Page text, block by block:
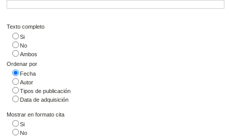
Texto completo
Si
No
Ambos
Ordenar por
Fecha
Autor
Tipos de publicación
Data de adquisición
Mostrar en formato cita
Si
No